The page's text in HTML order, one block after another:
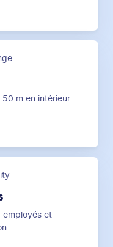
50 m en intérieur
employés et